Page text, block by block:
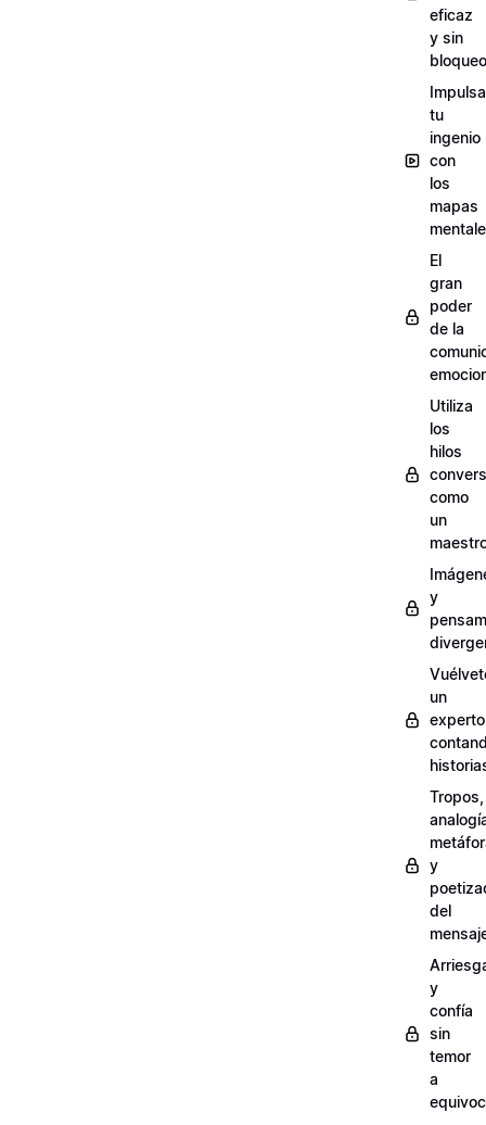
eficaz
y sin
Impulsa
tu
ingenio
con
los
mapas
El
gran
poder
de la
Utiliza
los
hilos
como
un
y
un
experto
Tropos,
y
del
y
confía
sin
temor
a